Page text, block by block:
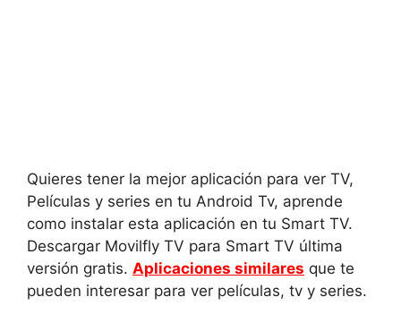
Quieres tener la mejor aplicación para ver TV,
Películas y series en tu Android Tv, aprende
como instalar esta aplicación en tu Smart TV.
Descargar Movilfly TV para Smart TV última
versión gratis. Aplicaciones similares que te
pueden interesar para ver películas, tv y series.